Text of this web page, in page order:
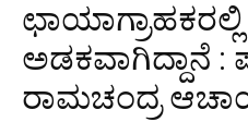
ಅಡಕವಾಗಿದ್ದಾನೆ :
ರಾಮಚಂದ್ರ